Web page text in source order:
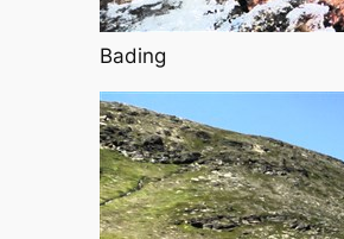
Bading